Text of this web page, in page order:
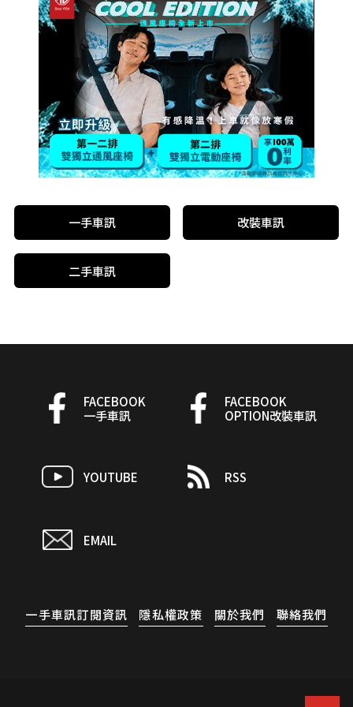
一手車訊 改裝車訊
二手車訊
FACEBOOK
一手車訊
FACEBOOK
OPTION改裝車訊
YOUTUBE RSS
EMAIL
一手車訊訂閱資訊 隱私權政策 關於我們 聯絡我們